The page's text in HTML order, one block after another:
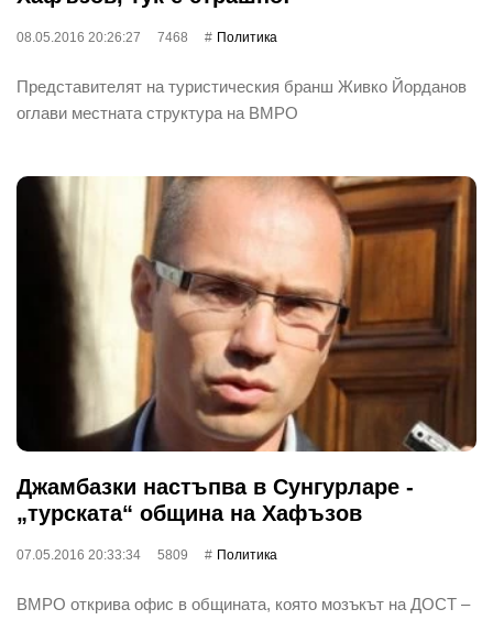
08.05.2016 20:26:27 7468 Политика
Представителят на туристическия бранш Живко Йорданов
оглави местната структура на ВМРО
Джамбазки настъпва в Сунгурларе -
„турската“ община на Хафъзов
07.05.2016 20:33:34 5809 Политика
ВМРО открива офис в общината, която мозъкът на ДОСТ –